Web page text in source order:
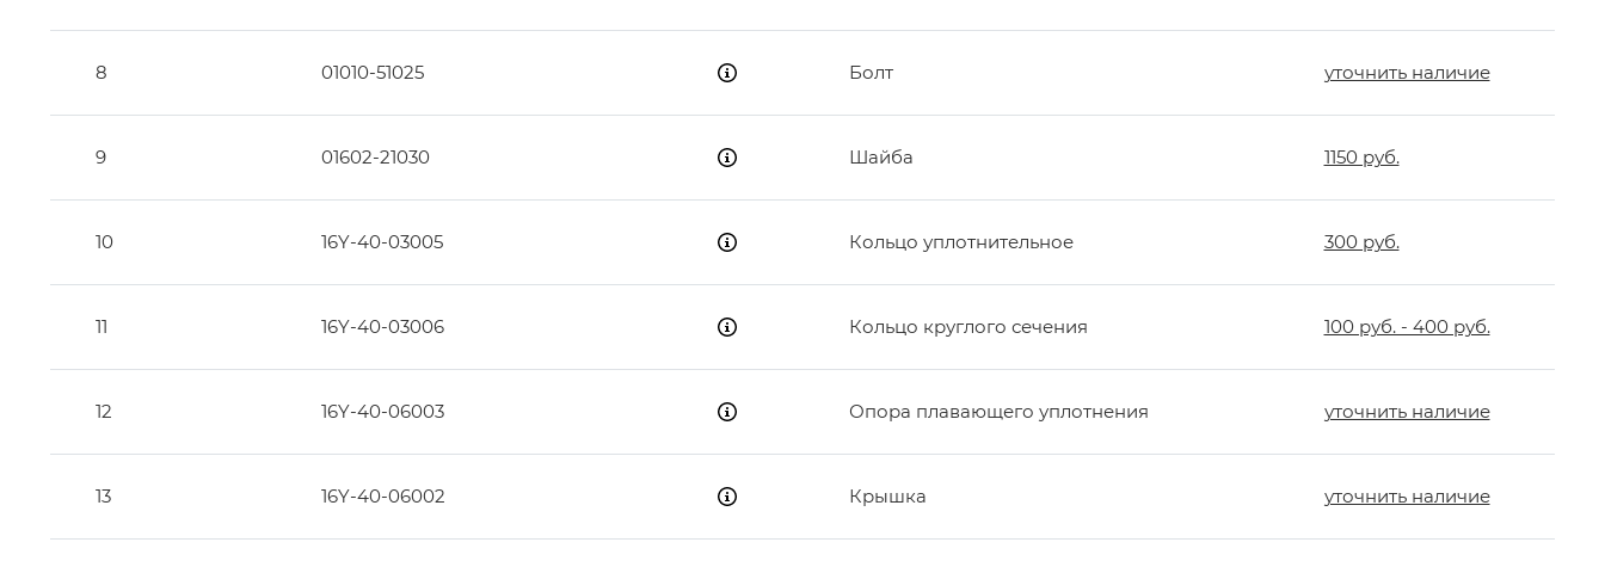
8 01010-51025 Болт уточнить наличие
9 01602-21030 Шайба 1150 руб.
10 16Y-40-03005 Кольцо уплотнительное 300 руб.
11 16Y-40-03006 Кольцо круглого сечения 100 руб. - 400 руб.
12 16Y-40-06003 Опора плавающего уплотнения уточнить наличие
13 16Y-40-06002 Крышка уточнить наличие